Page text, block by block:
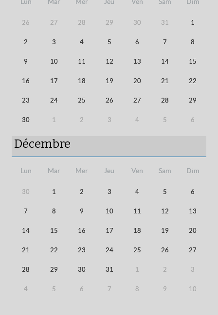
26 27 28 29 30 31 1
2 3 4 5 6 7 8
9 10 11 12 13 14 15
16 17 18 19 20 21 22
23 24 25 26 27 28 29
30 1 2 3 4 5 6
Décembre
Lun Mar Mer Jeu Ven Sam Dim
30 1 2 3 4 5 6
7 8 9 10 11 12 13
14 15 16 17 18 19 20
21 22 23 24 25 26 27
28 29 30 31 1 2 3
4 5 6 7 8 9 10